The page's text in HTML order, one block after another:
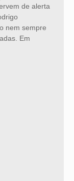
de alerta
nem sempre
Em